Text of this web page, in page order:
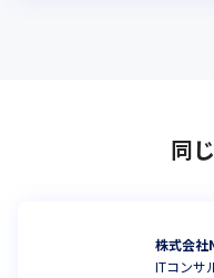
同
株式会社
ITコンサ